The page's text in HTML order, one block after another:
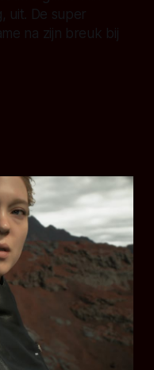
uit. De super
na zijn breuk bij